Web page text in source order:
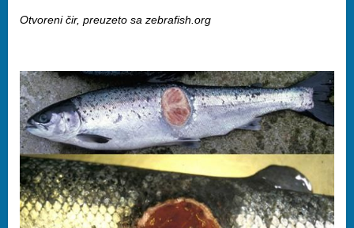
Otvoreni čir, preuzeto sa zebrafish.org